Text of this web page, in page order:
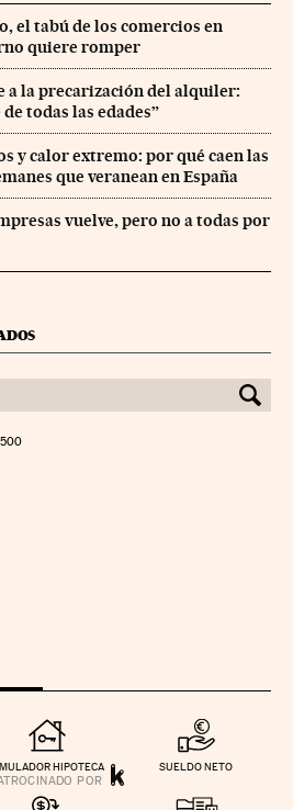
el tabú de los comercios en
quiere romper
a la precarización del alquiler:
todas las edades”
y calor extremo: por qué caen las
que veranean en España
vuelve, pero no a todas por
HIPOTECA SUELDO NETO